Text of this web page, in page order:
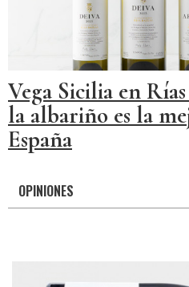
Vega Sicilia en
la albariño es la
España
OPINIONES